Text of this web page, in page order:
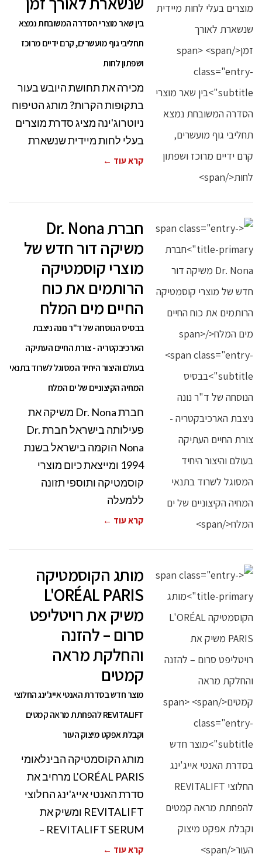
בין שאר מוצרי הסדרה המשובחת נמצא
תחליבי גוף מועשרים, קרם ידיים מרוכז
ושפתון לחות
מכירה את תחושת היובש בעור
בתקופות הקרות? מותג הטיפוח
ניוטרוג'ינה מציג סדרת מוצרים
בעלי לחות מיידית שנשארת
קרא עוד ←
חברת Dr. Nona
משיקה דור חדש של
מוצרי קוסמטיקה
הרותמים את כוח
החיים מים המלח
בבסיס הנוסחה של ד"ר נונה ניצבת
הארכיבקטריה - צורת החיים העתיקה
בעולם והיצור היחיד המסוגל לשרוד בתנאי
המחיה הקיצוניים של ים המלח
חברת Dr. Nona משיקה את
פעילותה בישראל חברת Dr.
Nona הוקמה בישראל בשנת
1994 ומייצאת כיום מוצרי
קוסמטיקה ותוספי תזונה
ללמעלה
קרא עוד ←
מותג הקוסמטיקה
L'ORÉAL PARIS
משיק את רויטליפט
סרום – להזנה
והחלקת מראה
קמטים
מוצר חדש בסדרת האנטי אייג'ינג החלוצי
REVITALIFT להפחתת מראה קמטים
וקבלת אפקט מיצוק העור
מותג הקוסמטיקה הבינלאומי
L'ORÉAL PARIS מרחיב את
סדרת האנטי אייג'ינג החלוצי
REVITALIFT ומשיק את
REVITALIFT SERUM –
קרא עוד ←